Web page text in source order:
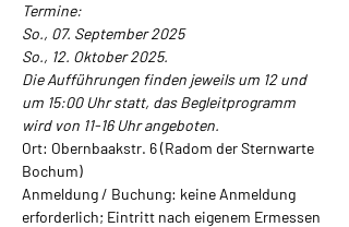
Termine:
So., 07. September 2025
So., 12. Oktober 2025.
Die Aufführungen finden jeweils um 12 und
um 15:00 Uhr statt, das Begleitprogramm
wird von 11-16 Uhr angeboten.
Ort: Obernbaakstr. 6 (Radom der Sternwarte
Bochum)
Anmeldung / Buchung: keine Anmeldung
erforderlich; Eintritt nach eigenem Ermessen